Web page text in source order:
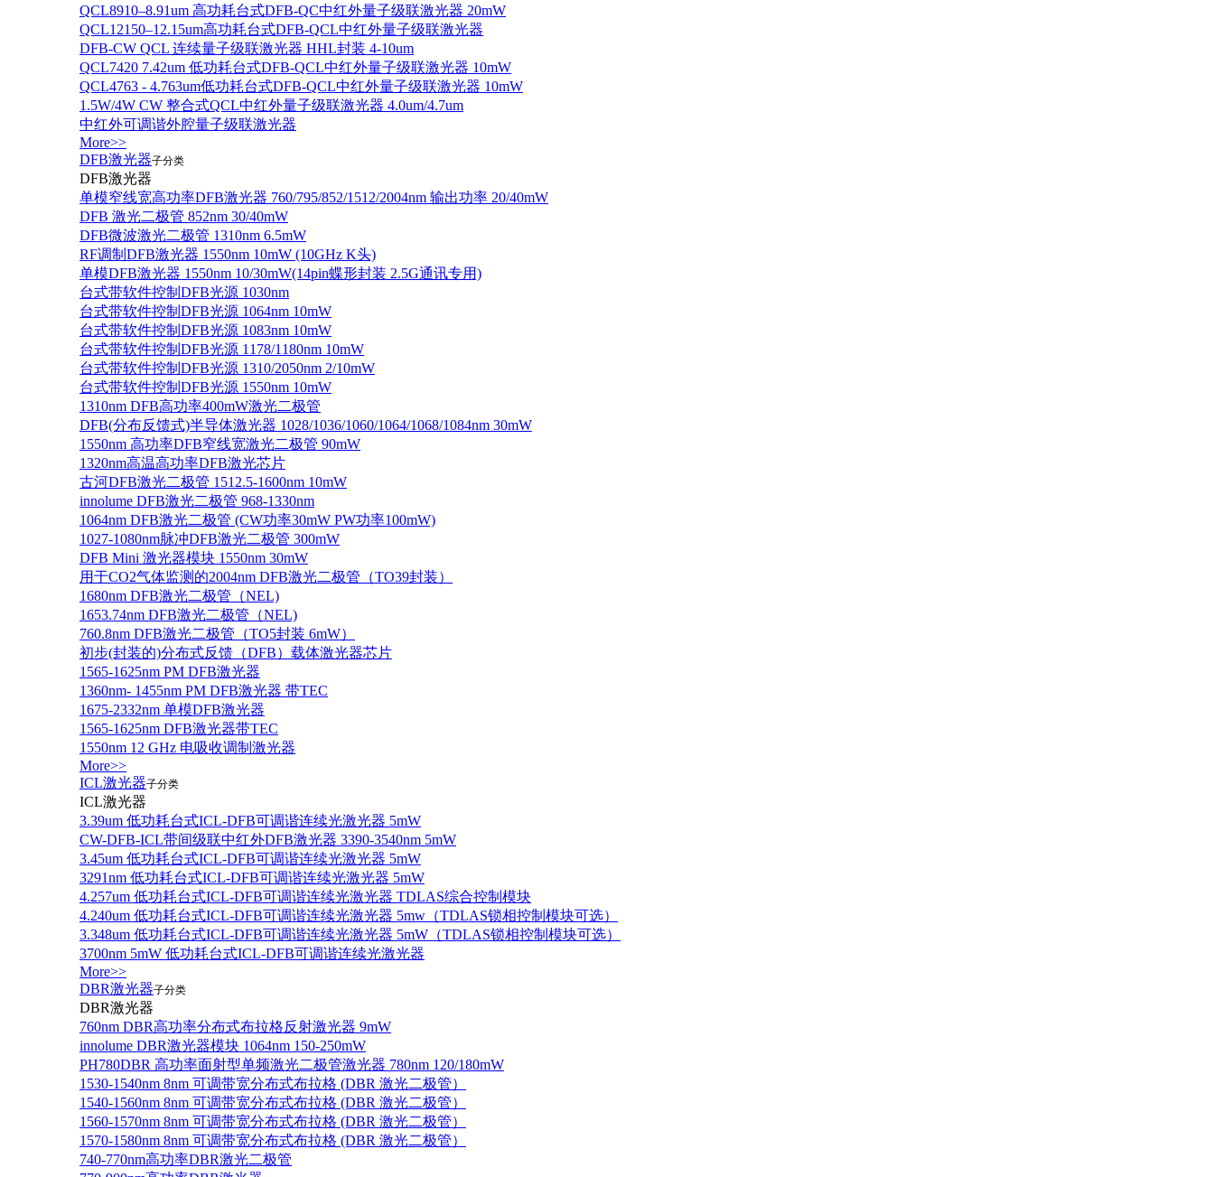
QCL8910–8.91um 高功耗台式DFB-QC中红外量子级联激光器 20mW
QCL12150–12.15um高功耗台式DFB-QCL中红外量子级联激光器
DFB-CW QCL 连续量子级联激光器 HHL封装 4-10um
QCL7420 7.42um 低功耗台式DFB-QCL中红外量子级联激光器 10mW
QCL4763 - 4.763um低功耗台式DFB-QCL中红外量子级联激光器 10mW
1.5W/4W CW 整合式QCL中红外量子级联激光器 4.0um/4.7um
中红外可调谐外腔量子级联激光器
More>>
DFB激光器子分类
DFB激光器
单模窄线宽高功率DFB激光器 760/795/852/1512/2004nm 输出功率 20/40mW
DFB 激光二极管 852nm 30/40mW
DFB微波激光二极管 1310nm 6.5mW
RF调制DFB激光器 1550nm 10mW (10GHz K头)
单模DFB激光器 1550nm 10/30mW(14pin蝶形封装 2.5G通讯专用)
台式带软件控制DFB光源 1030nm
台式带软件控制DFB光源 1064nm 10mW
台式带软件控制DFB光源 1083nm 10mW
台式带软件控制DFB光源 1178/1180nm 10mW
台式带软件控制DFB光源 1310/2050nm 2/10mW
台式带软件控制DFB光源 1550nm 10mW
1310nm DFB高功率400mW激光二极管
DFB(分布反馈式)半导体激光器 1028/1036/1060/1064/1068/1084nm 30mW
1550nm 高功率DFB窄线宽激光二极管 90mW
1320nm高温高功率DFB激光芯片
古河DFB激光二极管 1512.5-1600nm 10mW
innolume DFB激光二极管 968-1330nm
1064nm DFB激光二极管 (CW功率30mW PW功率100mW)
1027-1080nm脉冲DFB激光二极管 300mW
DFB Mini 激光器模块 1550nm 30mW
用于CO2气体监测的2004nm DFB激光二极管（TO39封装）
1680nm DFB激光二极管（NEL)
1653.74nm DFB激光二极管（NEL)
760.8nm DFB激光二极管（TO5封装 6mW）
初步(封装的)分布式反馈（DFB）载体激光器芯片
1565-1625nm PM DFB激光器
1360nm- 1455nm PM DFB激光器 带TEC
1675-2332nm 单模DFB激光器
1565-1625nm DFB激光器带TEC
1550nm 12 GHz 电吸收调制激光器
More>>
ICL激光器子分类
ICL激光器
3.39um 低功耗台式ICL-DFB可调谐连续光激光器 5mW
CW-DFB-ICL带间级联中红外DFB激光器 3390-3540nm 5mW
3.45um 低功耗台式ICL-DFB可调谐连续光激光器 5mW
3291nm 低功耗台式ICL-DFB可调谐连续光激光器 5mW
4.257um 低功耗台式ICL-DFB可调谐连续光激光器 TDLAS综合控制模块
4.240um 低功耗台式ICL-DFB可调谐连续光激光器 5mw（TDLAS锁相控制模块可选）
3.348um 低功耗台式ICL-DFB可调谐连续光激光器 5mW（TDLAS锁相控制模块可选）
3700nm 5mW 低功耗台式ICL-DFB可调谐连续光激光器
More>>
DBR激光器子分类
DBR激光器
760nm DBR高功率分布式布拉格反射激光器 9mW
innolume DBR激光器模块 1064nm 150-250mW
PH780DBR 高功率面射型单频激光二极管激光器 780nm 120/180mW
1530-1540nm 8nm 可调带宽分布式布拉格 (DBR 激光二极管）
1540-1560nm 8nm 可调带宽分布式布拉格 (DBR 激光二极管）
1560-1570nm 8nm 可调带宽分布式布拉格 (DBR 激光二极管）
1570-1580nm 8nm 可调带宽分布式布拉格 (DBR 激光二极管）
740-770nm高功率DBR激光二极管